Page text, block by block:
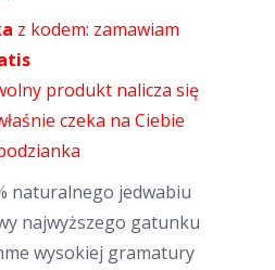
cena
wynosi:
89,99zł.
z kodem: zamawiam
produkt nalicza się
czeka na Ciebie
naturalnego jedwabiu
najwyższego gatunku
wysokiej gramatury